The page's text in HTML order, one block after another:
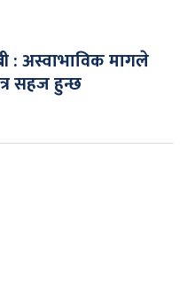
: अस्वाभाविक मागले
सहज हुन्छ